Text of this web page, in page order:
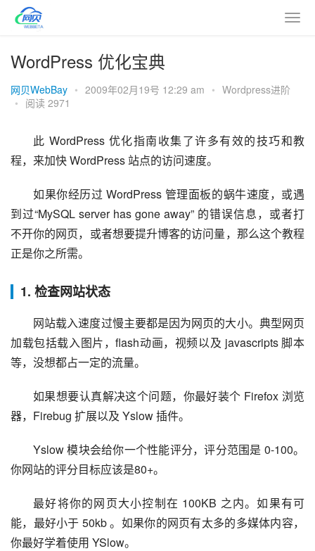
WordPress 优化宝典
网贝WebBay • 2009年02月19号 12:29 am • Wordpress进阶
• 阅读 2971
此 WordPress 优化指南收集了许多有效的技巧和教
程，来加快 WordPress 站点的访问速度。
如果你经历过 WordPress 管理面板的蜗牛速度，或遇
到过“MySQL server has gone away” 的错误信息，或者打
不开你的网页，或者想要提升博客的访问量，那么这个教程
正是你之所需。
1. 检查网站状态
网站载入速度过慢主要都是因为网页的大小。典型网页
加载包括载入图片，flash动画，视频以及 javascripts 脚本
等，没想都占一定的流量。
如果想要认真解决这个问题，你最好装个 Firefox 浏览
器，Firebug 扩展以及 Yslow 插件。
Yslow 模块会给你一个性能评分，评分范围是 0-100。
你网站的评分目标应该是80+。
最好将你的网页大小控制在 100KB 之内。如果有可
能，最好小于 50kb 。如果你的网页有太多的多媒体内容，
你最好学着使用 YSlow。